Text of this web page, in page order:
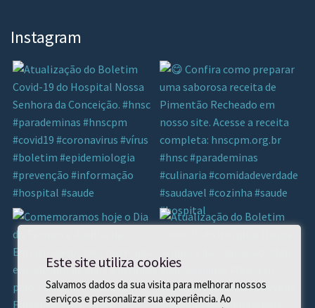
Este site utiliza cookies
Salvamos dados da sua visita para melhorar nossos
serviços e personalizar sua experiência. Ao
Instagram